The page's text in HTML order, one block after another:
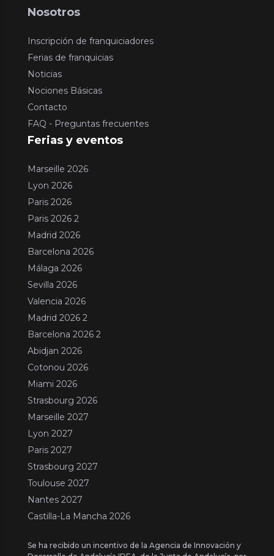
Nosotros
Inscripción de franquiciadores
Ferias de franquicias
Noticias
Nociones Básicas
Contacto
FAQ - Preguntas frecuentes
Ferias y eventos
Marseille 2026
Lyon 2026
Paris 2026
Paris 2026 2
Madrid 2026
Barcelona 2026
Málaga 2026
Sevilla 2026
Valencia 2026
Madrid 2026 2
Barcelona 2026 2
Abidjan 2026
Cotonou 2026
Miami 2026
Strasbourg 2026
Marseille 2027
Lyon 2027
Paris 2027
Strasbourg 2027
Toulouse 2027
Nantes 2027
Castilla-La Mancha 2026
Se ha recibido un incentivo de la Agencia de Innovación y